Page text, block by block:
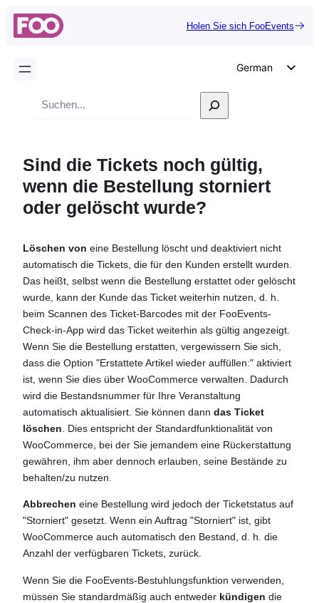
Holen Sie sich FooEvents
German
Italian
Portuguese
Czech
Greek
Suche
Sind die Tickets noch gültig,
wenn die Bestellung storniert
oder gelöscht wurde?
Löschen von eine Bestellung löscht und deaktiviert nicht
automatisch die Tickets, die für den Kunden erstellt wurden.
Das heißt, selbst wenn die Bestellung erstattet oder gelöscht
wurde, kann der Kunde das Ticket weiterhin nutzen, d. h.
beim Scannen des Ticket-Barcodes mit der FooEvents-
Check-in-App wird das Ticket weiterhin als gültig angezeigt.
Wenn Sie die Bestellung erstatten, vergewissern Sie sich,
dass die Option "Erstattete Artikel wieder auffüllen:" aktiviert
ist, wenn Sie dies über WooCommerce verwalten. Dadurch
wird die Bestandsnummer für Ihre Veranstaltung
automatisch aktualisiert. Sie können dann das Ticket
löschen . Dies entspricht der Standardfunktionalität von
WooCommerce, bei der Sie jemandem eine Rückerstattung
gewähren, ihm aber dennoch erlauben, seine Bestände zu
behalten/zu nutzen.
Abbrechen eine Bestellung wird jedoch der Ticketstatus auf
"Storniert" gesetzt. Wenn ein Auftrag "Storniert" ist, gibt
WooCommerce auch automatisch den Bestand, d. h. die
Anzahl der verfügbaren Tickets, zurück.
Wenn Sie die FooEvents-Bestuhlungsfunktion verwenden,
müssen Sie standardmäßig auch entweder kündigen die